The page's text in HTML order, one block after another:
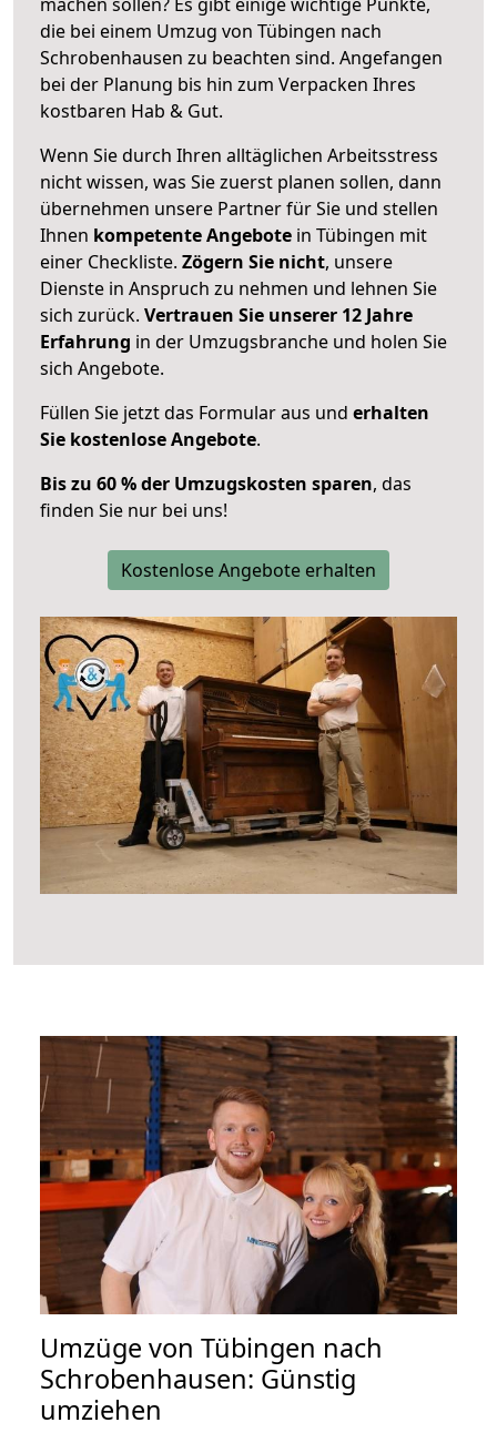
die bei einem Umzug von Tübingen nach
Schrobenhausen zu beachten sind. Angefangen
bei der Planung bis hin zum Verpacken Ihres
kostbaren Hab & Gut.
Wenn Sie durch Ihren alltäglichen Arbeitsstress
nicht wissen, was Sie zuerst planen sollen, dann
übernehmen unsere Partner für Sie und stellen
Ihnen kompetente Angebote in Tübingen mit
einer Checkliste. Zögern Sie nicht, unsere
Dienste in Anspruch zu nehmen und lehnen Sie
sich zurück. Vertrauen Sie unserer 12 Jahre
Erfahrung in der Umzugsbranche und holen Sie
sich Angebote.
Füllen Sie jetzt das Formular aus und erhalten
Sie kostenlose Angebote.
Bis zu 60 % der Umzugskosten sparen, das
finden Sie nur bei uns!
Kostenlose Angebote erhalten
Umzüge von Tübingen nach
Schrobenhausen: Günstig
umziehen